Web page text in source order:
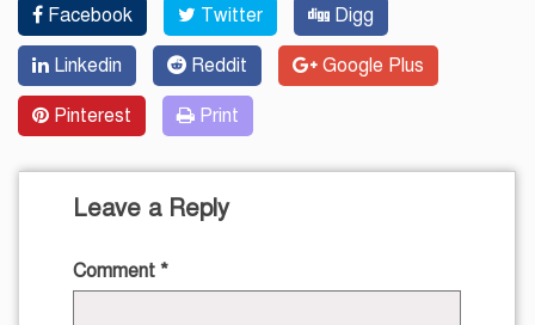
Facebook Twitter Digg
Linkedin Reddit Google Plus
Pinterest Print
Leave a Reply
Comment *